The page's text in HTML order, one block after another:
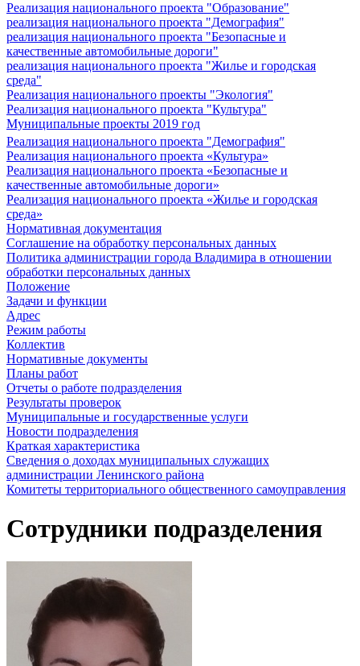
Реализация национального проекта "Образование"
реализация национального проекта "Демография"
реализация национального проекта "Безопасные и
качественные автомобильные дороги"
реализация национального проекта "Жилье и городская
среда"
Реализация национального проекты "Экология"
Реализация национального проекта "Культура"
Муниципальные проекты 2019 год
Реализация национального проекта "Демография"
Реализация национального проекта «Культура»
Реализация национального проекта «Безопасные и
качественные автомобильные дороги»
Реализация национального проекта «Жилье и городская
среда»
Нормативная документация
Соглашение на обработку персональных данных
Политика администрации города Владимира в отношении
обработки персональных данных
Положение
Задачи и функции
Адрес
Режим работы
Коллектив
Нормативные документы
Планы работ
Отчеты о работе подразделения
Результаты проверок
Муниципальные и государственные услуги
Новости подразделения
Краткая характеристика
Сведения о доходах муниципальных служащих
администрации Ленинского района
Комитеты территориального общественного самоуправления
Сотрудники подразделения